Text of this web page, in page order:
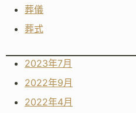
葬儀
葬式
2023年7月
2022年9月
2022年4月